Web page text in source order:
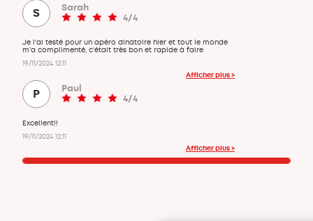
S
Sarah
4/4
Je l'ai testé pour un apéro dinatoire hier et tout le monde
m'a complimenté, c'était très bon et rapide à faire
19/11/2024 12:11
Afficher plus >
P
Paul
4/4
Excellent!!
19/11/2024 12:11
Afficher plus >